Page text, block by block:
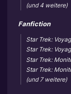
(und 4 weitere)
Fanfiction
Star Trek:
Star Trek:
Star Trek:
Star Trek:
(und 7 weitere)